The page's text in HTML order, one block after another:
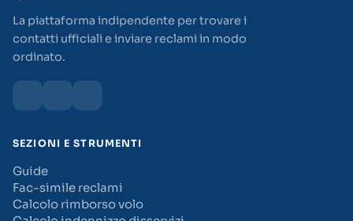
La piattaforma indipendente per trovare i
contatti ufficiali e inviare reclami in modo
ordinato.
SEZIONI E STRUMENTI
Guide
Fac-simile reclami
Calcolo rimborso volo